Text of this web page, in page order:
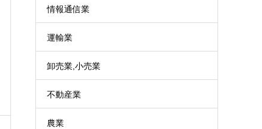
情報通信業
運輸業
卸売業,小売業
不動産業
農業